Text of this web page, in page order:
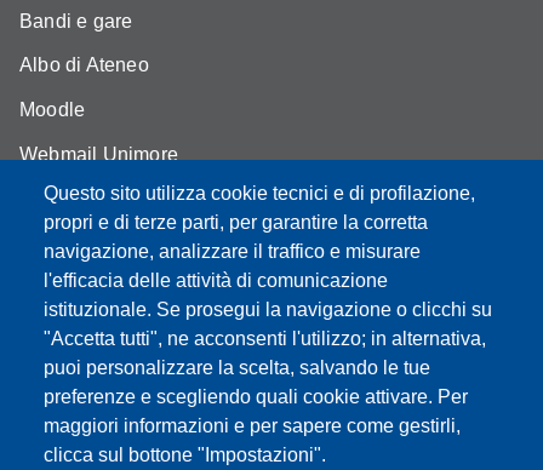
Questo sito utilizza cookie tecnici e di profilazione,
propri e di terze parti, per garantire la corretta
navigazione, analizzare il traffico e misurare
l'efficacia delle attività di comunicazione
istituzionale. Se prosegui la navigazione o clicchi su
"Accetta tutti", ne acconsenti l'utilizzo; in alternativa,
puoi personalizzare la scelta, salvando le tue
preferenze e scegliendo quali cookie attivare. Per
maggiori informazioni e per sapere come gestirli,
clicca sul bottone "Impostazioni".
Bandi e gare
Albo di Ateneo
Moodle
Webmail Unimore
Aule Unimore
Dove siamo
FAQ
Partita IVA: 00427620364
Dipartimento di Comunicazione ed Economia